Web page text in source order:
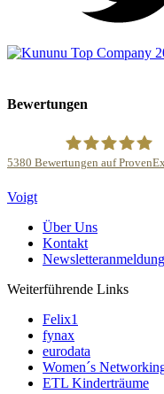
Bewertungen
5380 Bewertungen auf
Voigt
Über Uns
Kontakt
Newsletteranmeldung
Weiterführende Links
Felix1
fynax
eurodata
Women´s
ETL Kinderträume